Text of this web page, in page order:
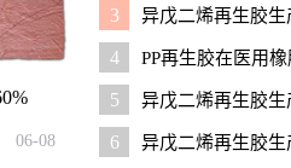
06-08
3 异戊二烯再生胶
4 PP再生胶在医用
5 异戊二烯再生胶
6 异戊二烯再生胶